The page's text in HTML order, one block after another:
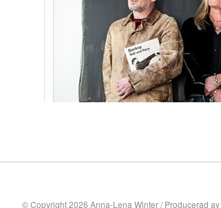
© Copyright 2026 Anna-Lena Winter / Producerad av